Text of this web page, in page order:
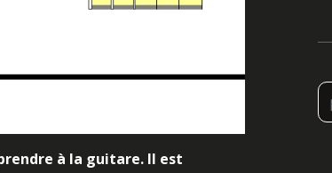
à la guitare. Il est